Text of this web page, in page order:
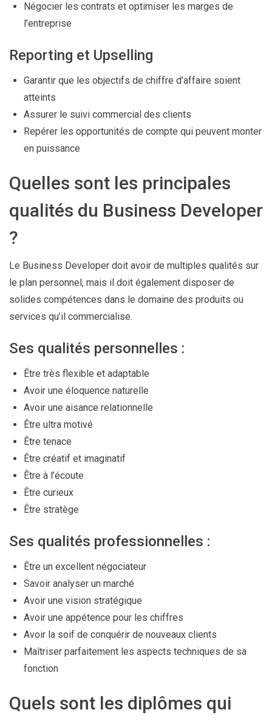
Négocier les contrats et optimiser les marges de
l’entreprise
Reporting et Upselling
Garantir que les objectifs de chiffre d’affaire soient
atteints
Assurer le suivi commercial des clients
Repérer les opportunités de compte qui peuvent monter
en puissance
Quelles sont les principales
qualités du Business Developer
?
Le Business Developer doit avoir de multiples qualités sur
le plan personnel, mais il doit également disposer de
solides compétences dans le domaine des produits ou
services qu’il commercialise.
Ses qualités personnelles :
Être très flexible et adaptable
Avoir une éloquence naturelle
Avoir une aisance relationnelle
Être ultra motivé
Être tenace
Être créatif et imaginatif
Être à l’écoute
Être curieux
Être stratège
Ses qualités professionnelles :
Être un excellent négociateur
Savoir analyser un marché
Avoir une vision stratégique
Avoir une appétence pour les chiffres
Avoir la soif de conquérir de nouveaux clients
Maîtriser parfaitement les aspects techniques de sa
fonction
Quels sont les diplômes qui